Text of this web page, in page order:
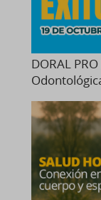
DORAL